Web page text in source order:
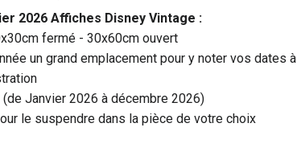
2026 Affiches Disney Vintage :
fermé - 30x60cm ouvert
un grand emplacement pour y noter vos dates
Janvier 2026 à décembre 2026)
le suspendre dans la pièce de votre choix